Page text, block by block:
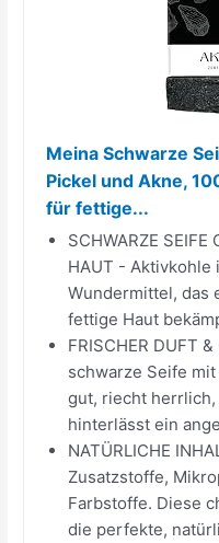
Meina Schwarze
Pickel und Akne,
für fettige...
SCHWARZE SEIFE
HAUT -
Wundermittel, das
fettige Haut
FRISCHER DUFT
schwarze Seife
gut, riecht
hinterlässt ein
NATÜRLICHE
Zusatzstoffe,
Farbstoffe. Diese
die perfekte,